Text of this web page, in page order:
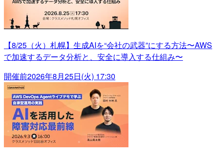
【8/25（火）札幌】生成AIを“会社の武器”にする方法〜AWS
で加速するデータ分析と、安全に導入する仕組み〜
開催前2026年8月25日(火) 17:30